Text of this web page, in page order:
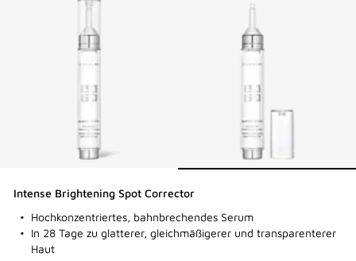
Intense Brightening Spot Corrector
Hochkonzentriertes, bahnbrechendes Serum
In 28 Tage zu glatterer, gleichmäßigerer und transparenterer
Haut